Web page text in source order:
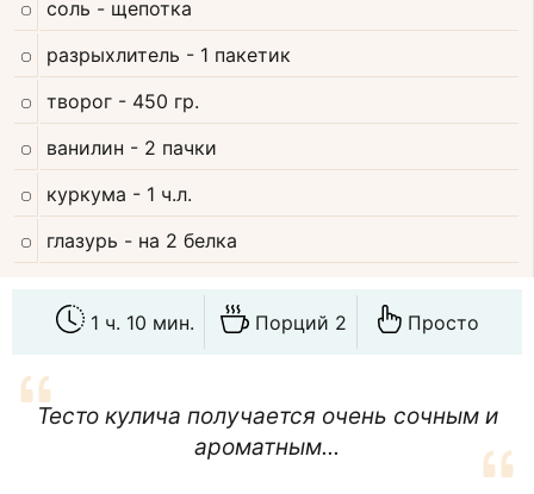
соль - щепотка
разрыхлитель - 1 пакетик
творог - 450 гр.
ванилин - 2 пачки
куркума - 1 ч.л.
глазурь - на 2 белка
1 ч. 10 мин. Порций 2 Просто
Тесто кулича получается очень сочным и
ароматным...